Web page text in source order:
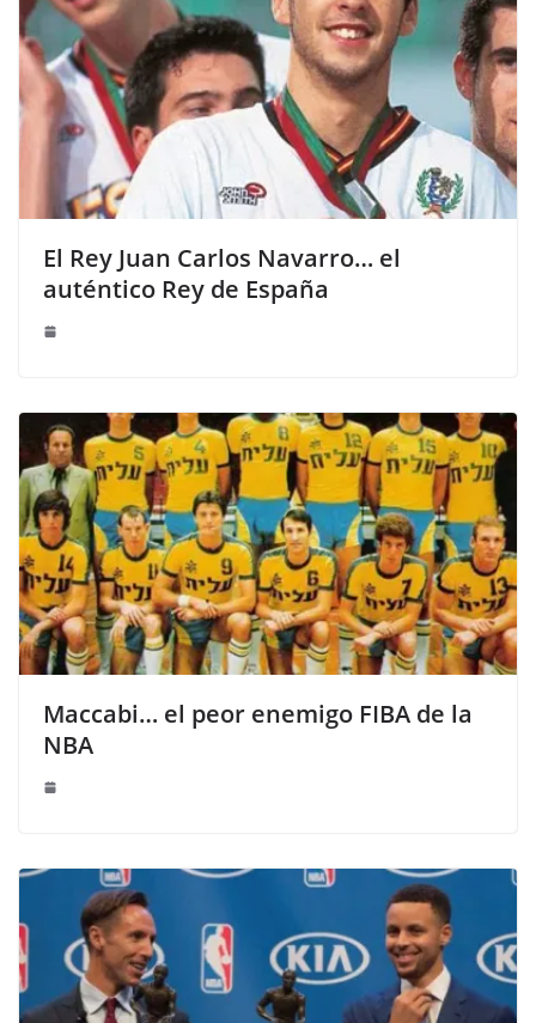
El Rey Juan Carlos Navarro… el
auténtico Rey de España
Maccabi… el peor enemigo FIBA de la
NBA